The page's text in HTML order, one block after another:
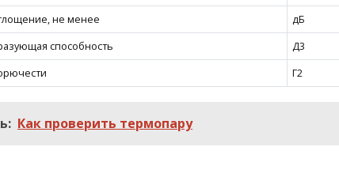
не менее
дБ
способность
Д3
Г2
Как проверить термопару